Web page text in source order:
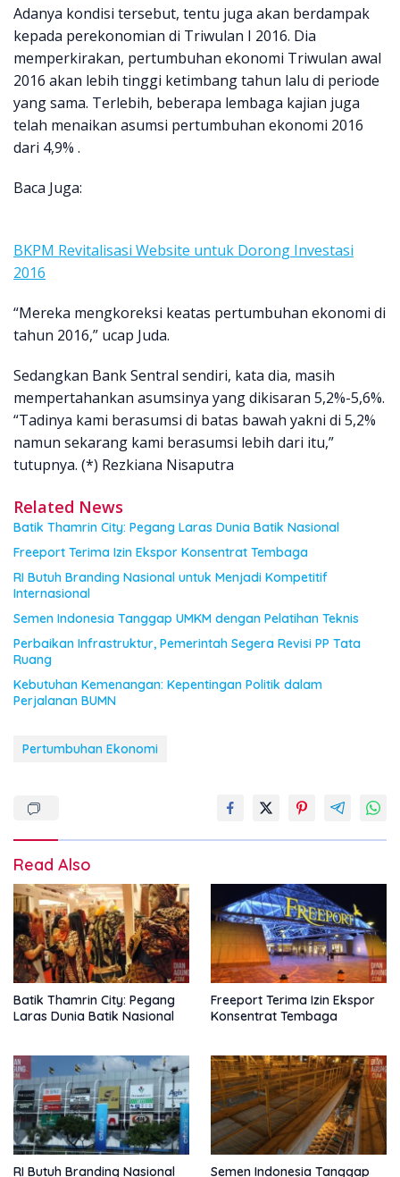
Adanya kondisi tersebut, tentu juga akan berdampak
kepada perekonomian di Triwulan I 2016. Dia
memperkirakan, pertumbuhan ekonomi Triwulan awal
2016 akan lebih tinggi ketimbang tahun lalu di periode
yang sama. Terlebih, beberapa lembaga kajian juga
telah menaikan asumsi pertumbuhan ekonomi 2016
dari 4,9% .
Baca Juga:
BKPM Revitalisasi Website untuk Dorong Investasi
2016
“Mereka mengkoreksi keatas pertumbuhan ekonomi di
tahun 2016,” ucap Juda.
Sedangkan Bank Sentral sendiri, kata dia, masih
mempertahankan asumsinya yang dikisaran 5,2%-5,6%.
“Tadinya kami berasumsi di batas bawah yakni di 5,2%
namun sekarang kami berasumsi lebih dari itu,”
tutupnya. (*) Rezkiana Nisaputra
Related News
Batik Thamrin City: Pegang Laras Dunia Batik Nasional
Freeport Terima Izin Ekspor Konsentrat Tembaga
RI Butuh Branding Nasional untuk Menjadi Kompetitif
Internasional
Semen Indonesia Tanggap UMKM dengan Pelatihan Teknis
Perbaikan Infrastruktur, Pemerintah Segera Revisi PP Tata
Ruang
Kebutuhan Kemenangan: Kepentingan Politik dalam
Perjalanan BUMN
Pertumbuhan Ekonomi
Read Also
Batik Thamrin City: Pegang
Laras Dunia Batik Nasional
Freeport Terima Izin Ekspor
Konsentrat Tembaga
RI Butuh Branding Nasional Semen Indonesia Tanggap